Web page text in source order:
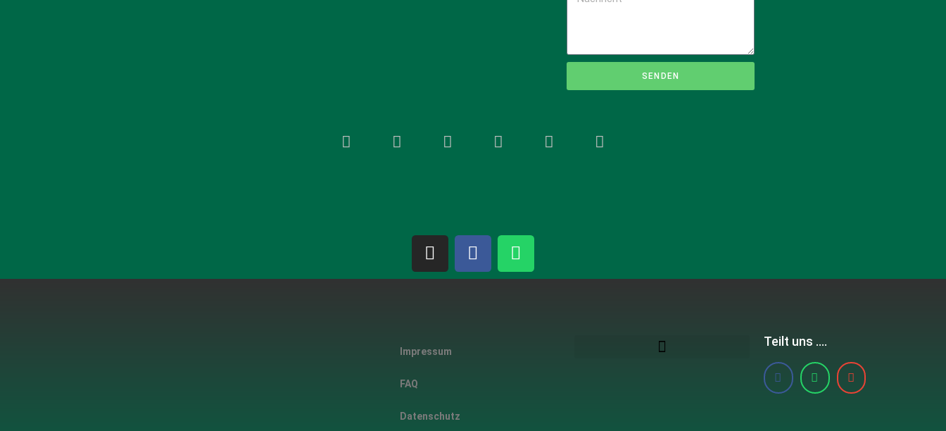
SENDEN
Impressum
FAQ
Datenschutz
Teilt uns ....